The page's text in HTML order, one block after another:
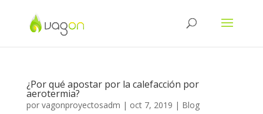
¿Por qué apostar por la calefacción por
aerotermia?
por vagonproyectosadm | oct 7, 2019 | Blog